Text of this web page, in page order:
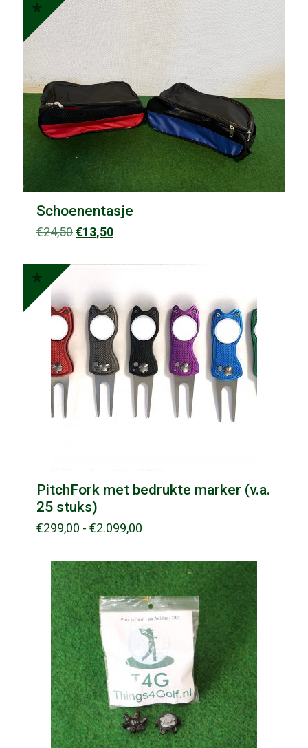
Schoenentasje
€24,50Oorspronkelijke
was:
€13,50Huidige
is:
PitchFork met bedrukte marker (v.a.
25 stuks)
€299,00 - €2.099,00
tot
€2.099,00